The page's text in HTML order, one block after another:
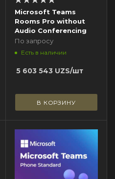
Microsoft Teams
Rooms Pro without
Audio Conferencing
По запросу
Есть в наличии
5 603 543UZS/шт
В КОРЗИНУ